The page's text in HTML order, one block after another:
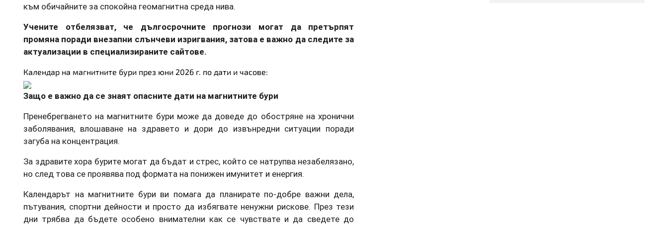
към обичайните за спокойна геомагнитна среда нива.
Учените отбелязват, че дългосрочните прогнози могат да претърпят
промяна поради внезапни слънчеви изригвания, затова е важно да следите за
актуализации в специализираните сайтове.
Календар на магнитните бури през юни 2026 г. по дати и часове:
Защо е важно да се знаят опасните дати на магнитните бури
Пренебрегването на магнитните бури може да доведе до обостряне на хронични
заболявания, влошаване на здравето и дори до извънредни ситуации поради
загуба на концентрация.
За здравите хора бурите могат да бъдат и стрес, който се натрупва незабелязано,
но след това се проявява под формата на понижен имунитет и енергия.
Календарът на магнитните бури ви помага да планирате по-добре важни дела,
пътувания, спортни дейности и просто да избягвате ненужни рискове. През тези
дни трябва да бъдете особено внимателни как се чувствате и да сведете до